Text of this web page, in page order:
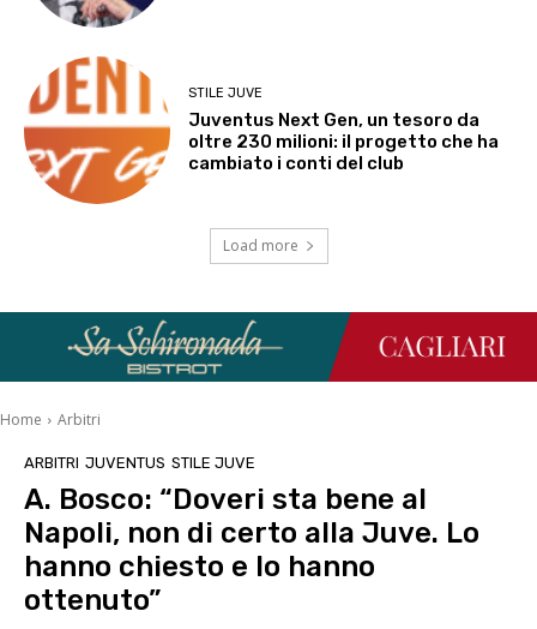
STILE JUVE
Juventus Next Gen, un tesoro da
oltre 230 milioni: il progetto che ha
cambiato i conti del club
Load more